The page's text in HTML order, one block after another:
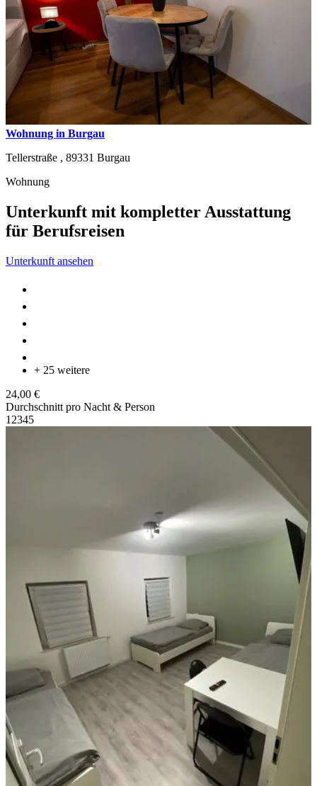
Wohnung in Burgau
Tellerstraße , 89331 Burgau
Wohnung
Unterkunft mit kompletter Ausstattung
für Berufsreisen
Unterkunft ansehen
+ 25 weitere
24,00 €
Durchschnitt pro Nacht & Person
1 2345